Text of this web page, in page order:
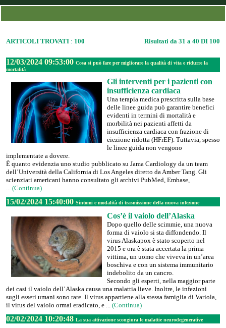
ARTICOLI TROVATI : 100 Risultati da 31 a 40 DI 100
12/03/2024 09:53:00 Cosa si può fare per migliorare la qualità di vita e ridurre la
mortalità
Gli interventi per i pazienti con
insufficienza cardiaca
Una terapia medica prescritta sulla base
delle linee guida può garantire benefici
evidenti in termini di mortalità e
morbilità nei pazienti affetti da
insufficienza cardiaca con frazione di
eiezione ridotta (HFrEF). Tuttavia, spesso
le linee guida non vengono
implementate a dovere.
È quanto evidenzia uno studio pubblicato su Jama Cardiology da un team
dell’Università della California di Los Angeles diretto da Amber Tang. Gli
scienziati americani hanno consultato gli archivi PubMed, Embase,
... (Continua)
15/02/2024 15:40:00 Sintomi e modalità di trasmissione della nuova infezione
Cos’è il vaiolo dell’Alaska
Dopo quello delle scimmie, una nuova
forma di vaiolo si sta diffondendo. Il
virus Alaskapox è stato scoperto nel
2015 e ora è stata accertata la prima
vittima, un uomo che viveva in un’area
boschiva e con un sistema immunitario
indebolito da un cancro.
Secondo gli esperti, nella maggior parte
dei casi il vaiolo dell’Alaska causa una malattia lieve. Inoltre, le infezioni
sugli esseri umani sono rare. Il virus appartiene alla stessa famiglia di Variola,
il virus del vaiolo ormai eradicato, e ... (Continua)
02/02/2024 10:20:48 La sua attivazione scongiura le malattie neurodegenerative